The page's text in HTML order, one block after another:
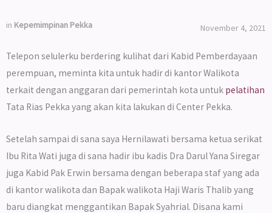
in Kepemimpinan Pekka November 4, 2021
Telepon selulerku berdering kulihat dari Kabid Pemberdayaan
perempuan, meminta kita untuk hadir di kantor Walikota
terkait dengan anggaran dari pemerintah kota untuk pelatihan
Tata Rias Pekka yang akan kita lakukan di Center Pekka.
Setelah sampai di sana saya Hernilawati bersama ketua serikat
Ibu Rita Wati juga di sana hadir ibu kadis Dra Darul Yana Siregar
juga Kabid Pak Erwin bersama dengan beberapa staf yang ada
di kantor walikota dan Bapak walikota Haji Waris Thalib yang
baru diangkat menggantikan Bapak Syahrial. Disana kami